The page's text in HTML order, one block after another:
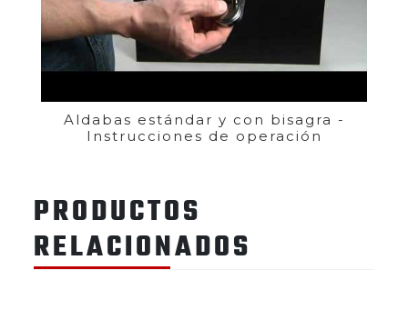
Aldabas estándar y con bisagra -
Instrucciones de operación
PRODUCTOS
RELACIONADOS